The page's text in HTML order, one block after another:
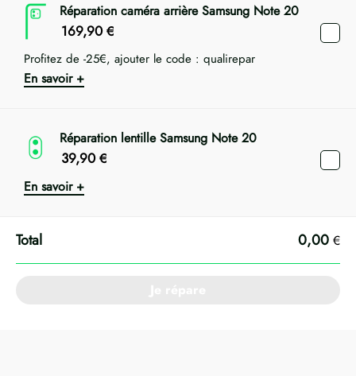
Réparation caméra arrière Samsung Note 20
169,90 €
Profitez de -25€, ajouter le code : qualirepar
En savoir +
Réparation lentille Samsung Note 20
39,90 €
En savoir +
0,00 €